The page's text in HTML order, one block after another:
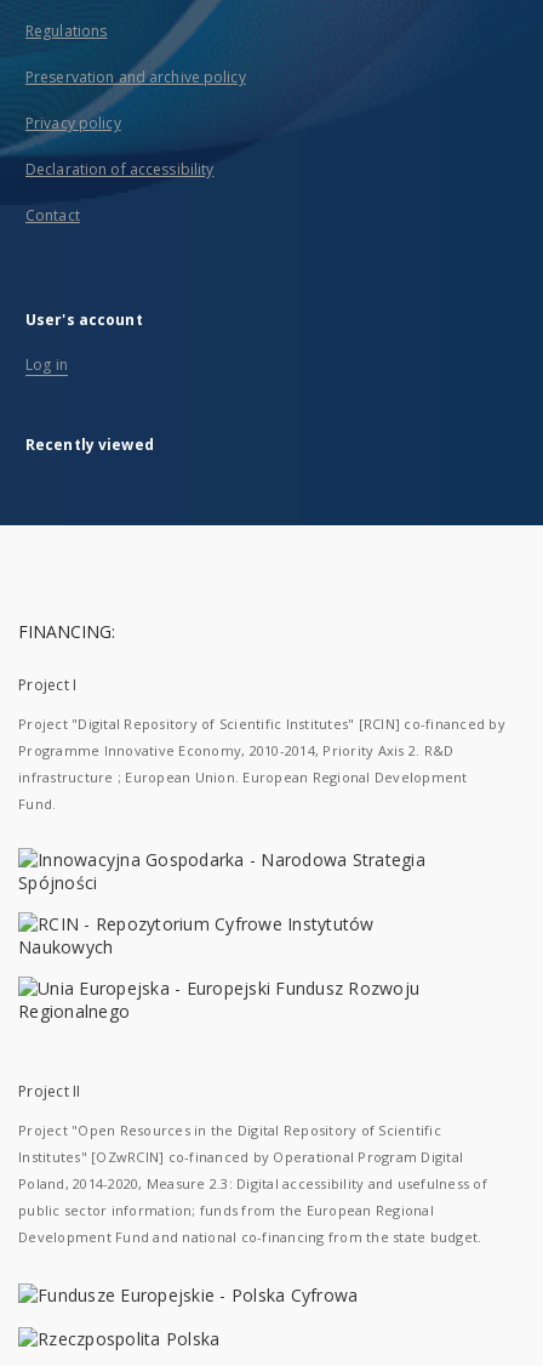
Regulations
Preservation and archive policy
Privacy policy
Declaration of accessibility
Contact
User's account
Log in
Recently viewed
FINANCING:
Project I
Project "Digital Repository of Scientific Institutes" [RCIN] co-financed by
Programme Innovative Economy, 2010-2014, Priority Axis 2. R&D
infrastructure ; European Union. European Regional Development
Fund.
Project II
Project "Open Resources in the Digital Repository of Scientific
Institutes" [OZwRCIN] co-financed by Operational Program Digital
Poland, 2014-2020, Measure 2.3: Digital accessibility and usefulness of
public sector information; funds from the European Regional
Development Fund and national co-financing from the state budget.